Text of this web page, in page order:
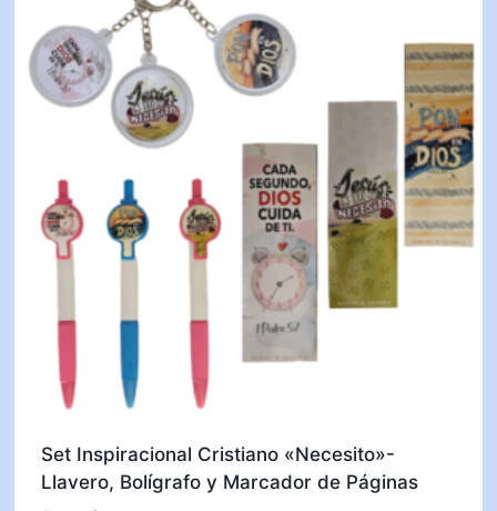
Set Inspiracional Cristiano «Necesito»-
Llavero, Bolígrafo y Marcador de Páginas